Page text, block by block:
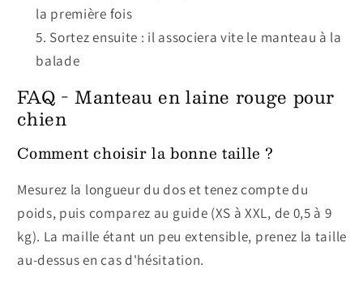
la première fois
Sortez ensuite : il associera vite le manteau à la
balade
FAQ - Manteau en laine rouge pour
chien
Comment choisir la bonne taille ?
Mesurez la longueur du dos et tenez compte du
poids, puis comparez au guide (XS à XXL, de 0,5 à 9
kg). La maille étant un peu extensible, prenez la taille
au-dessus en cas d'hésitation.